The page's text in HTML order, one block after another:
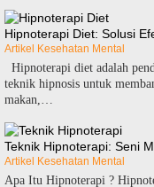
Hipnoterapi Diet: Solusi
Artikel Kesehatan Mental
Hipnoterapi diet adalah
teknik hipnosis untuk
makan,…
Teknik Hipnoterapi: Seni
Artikel Kesehatan Mental
Apa Itu Hipnoterapi ?